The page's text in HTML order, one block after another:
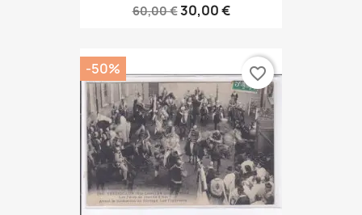
60,00 €30,00 €
-50% favorite_border